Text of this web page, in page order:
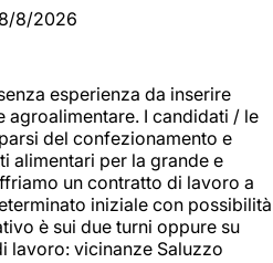
8/8/2026
esperienza da inserire
agroalimentare. I candidati / le
del confezionamento e
alimentari per la grande e
un contratto di lavoro a
iniziale con possibilità
è sui due turni oppure su
lavoro: vicinanze Saluzzo